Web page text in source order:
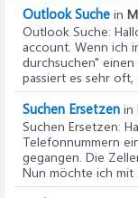
Outlook Suche in
Outlook Suche:
account. Wenn ich
durchsuchen"
passiert es sehr oft,
Suchen Ersetzen in
Suchen Ersetzen:
Telefonnummern
gegangen. Die
Nun möchte ich mit